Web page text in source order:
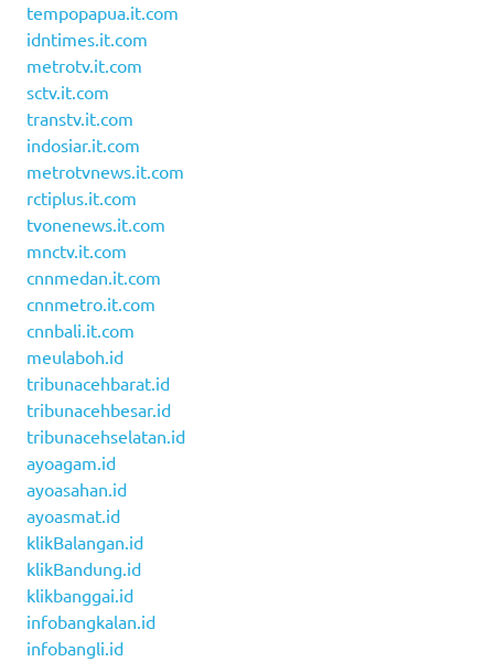
tempopapua.it.com
idntimes.it.com
metrotv.it.com
sctv.it.com
transtv.it.com
indosiar.it.com
metrotvnews.it.com
rctiplus.it.com
tvonenews.it.com
mnctv.it.com
cnnmedan.it.com
cnnmetro.it.com
cnnbali.it.com
meulaboh.id
tribunacehbarat.id
tribunacehbesar.id
tribunacehselatan.id
ayoagam.id
ayoasahan.id
ayoasmat.id
klikBalangan.id
klikBandung.id
klikbanggai.id
infobangkalan.id
infobangli.id